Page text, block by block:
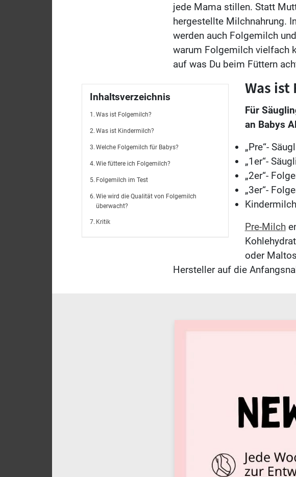
jede Mama stillen. Statt
hergestellte Milchnahrung.
werden auch Folgemilch
warum Folgemilch vielfach
auf was Du beim Füttern
Inhaltsverzeichnis
Was ist Folgemilch?
Was ist Kindermilch?
Welche Folgemilch für Babys?
Wie füttere ich Folgemilch?
Folgemilch im Test
Wie wird die Qualität von Folgemilch
überwacht?
Kritik
Was ist
Für
an Babys
„Pre“-
„1er“-
„2er“-
„3er“-
Pre-Milch
oder
Hersteller auf die